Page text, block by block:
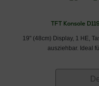
TFT Konsole
19" (48cm) Display, 1 HE,
ausziehbar. Ideal